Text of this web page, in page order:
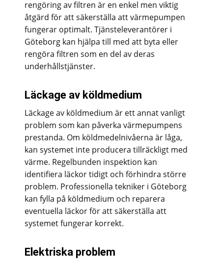
rengöring av filtren är en enkel men viktig
åtgärd för att säkerställa att värmepumpen
fungerar optimalt. Tjänsteleverantörer i
Göteborg kan hjälpa till med att byta eller
rengöra filtren som en del av deras
underhållstjänster.
Läckage av köldmedium
Läckage av köldmedium är ett annat vanligt
problem som kan påverka värmepumpens
prestanda. Om köldmedelnivåerna är låga,
kan systemet inte producera tillräckligt med
värme. Regelbunden inspektion kan
identifiera läckor tidigt och förhindra större
problem. Professionella tekniker i Göteborg
kan fylla på köldmedium och reparera
eventuella läckor för att säkerställa att
systemet fungerar korrekt.
Elektriska problem